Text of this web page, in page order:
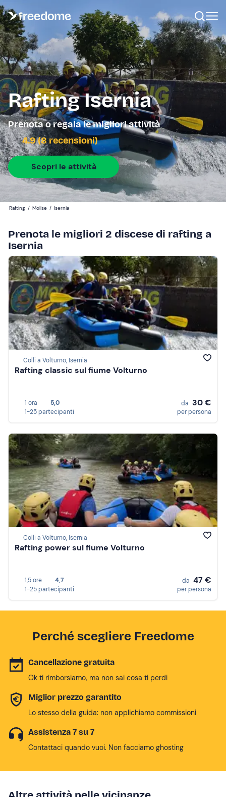
Rafting Isernia
Prenota o regala le migliori attività
4.9 (8 recensioni)
Scopri le attività
Rafting / Molise / Isernia
Prenota le migliori 2 discese di rafting a
Isernia
Colli a Volturno, Isernia
Rafting classic sul fiume Volturno
1 ora
5,0
1-25 partecipanti
da 30 €
per persona
Colli a Volturno, Isernia
Rafting power sul fiume Volturno
1,5 ore
4,7
1-25 partecipanti
da 47 €
per persona
Perché scegliere Freedome
Cancellazione gratuita
Ok ti rimborsiamo, ma non sai cosa ti perdi
Miglior prezzo garantito
Lo stesso della guida: non applichiamo commissioni
Assistenza 7 su 7
Contattaci quando vuoi. Non facciamo ghosting